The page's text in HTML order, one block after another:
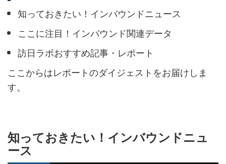
知っておきたい！インバウンドニュース
ここに注目！インバウンド関連データ
訪日ラボおすすめ記事・レポート
ここからはレポートのダイジェストをお届けしま
す。
知っておきたい！インバウンドニュ
ース